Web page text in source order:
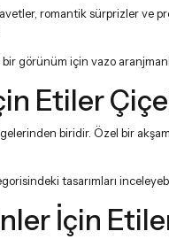
romantik sürprizler ve
bir görünüm için vazo
Etiler
biridir. Özel bir
tasarımları
İçin